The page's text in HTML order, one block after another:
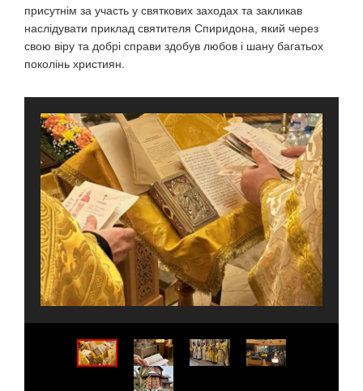
присутнім за участь у святкових заходах та закликав
наслідувати приклад святителя Спиридона, який через
свою віру та добрі справи здобув любов і шану багатьох
поколінь християн.